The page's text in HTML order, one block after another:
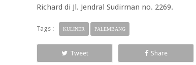
Richard di Jl. Jendral Sudirman no. 2269.
Tags : KULINER PALEMBANG
Tweet Share